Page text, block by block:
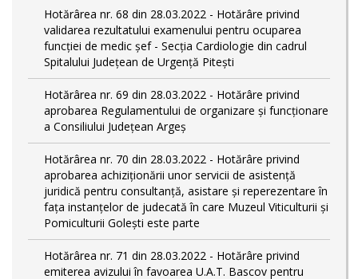
Hotărârea nr. 68 din 28.03.2022 - Hotărâre privind
validarea rezultatului examenului pentru ocuparea
funcției de medic șef - Secția Cardiologie din cadrul
Spitalului Județean de Urgență Pitești
Hotărârea nr. 69 din 28.03.2022 - Hotărâre privind
aprobarea Regulamentului de organizare și funcționare
a Consiliului Județean Argeș
Hotărârea nr. 70 din 28.03.2022 - Hotărâre privind
aprobarea achiziționării unor servicii de asistență
juridică pentru consultanță, asistare și reperezentare în
fața instanțelor de judecată în care Muzeul Viticulturii și
Pomiculturii Golești este parte
Hotărârea nr. 71 din 28.03.2022 - Hotărâre privind
emiterea avizului în favoarea U.A.T. Bascov pentru